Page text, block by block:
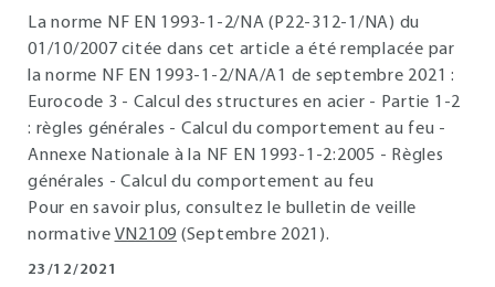
La norme NF EN 1993-1-2/NA (P22-312-1/NA) du
01/10/2007 citée dans cet article a été remplacée par
la norme NF EN 1993-1-2/NA/A1 de septembre 2021 :
Eurocode 3 - Calcul des structures en acier - Partie 1-2
: règles générales - Calcul du comportement au feu -
Annexe Nationale à la NF EN 1993-1-2:2005 - Règles
générales - Calcul du comportement au feu
Pour en savoir plus, consultez le bulletin de veille
normative VN2109 (Septembre 2021).
23/12/2021